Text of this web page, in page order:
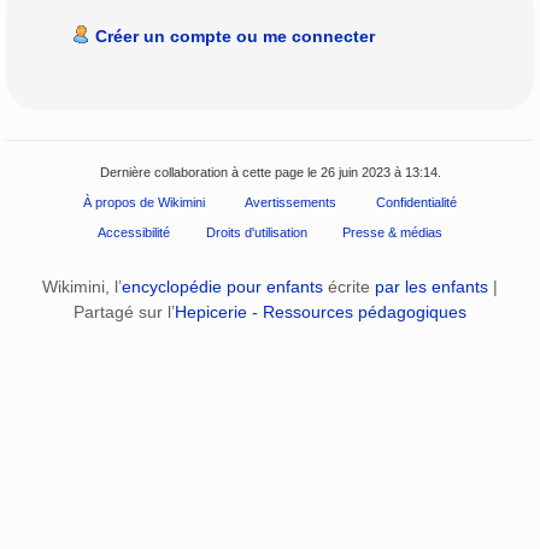
Créer un compte ou me connecter
Dernière collaboration à cette page le 26 juin 2023 à 13:14.
À propos de Wikimini Avertissements Confidentialité
Accessibilité Droits d'utilisation Presse & médias
Wikimini, l’encyclopédie pour enfants écrite par les enfants |
Partagé sur l’Hepicerie - Ressources pédagogiques